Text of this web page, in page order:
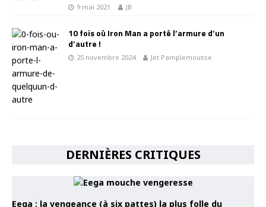
9 mai 2021 JB
10 fois où Iron Man a porté l’armure d’un
d’autre !
25 novembre 2024 Jet Pamplemousse
DERNIÈRES CRITIQUES
Eega : la vengeance (à six pattes) la plus folle du